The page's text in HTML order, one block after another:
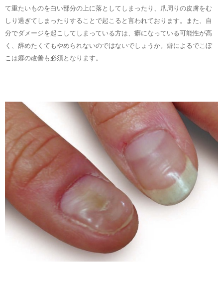
て重たいものを白い部分の上に落としてしまったり、爪周りの皮膚をむ
しり過ぎてしまったりすることで起こると言われております。また、自
分でダメージを起こしてしまっている方は、癖になっている可能性が高
く、辞めたくてもやめられないのではないでしょうか。癖によるでこぼ
こは癖の改善も必須となります。